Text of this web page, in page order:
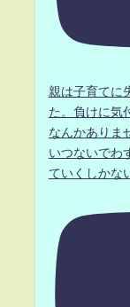
親は子育てに
た。負けに気
なんかありま
いつないでわ
ていくしかな